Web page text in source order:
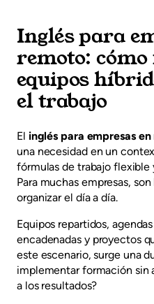
Inglés para
remoto:
equipos
el trabajo
El inglés para empresas
una necesidad en un
fórmulas de trabajo flexible
Para muchas empresas,
organizar el día a día.
Equipos repartidos,
encadenadas y proyectos
este escenario, surge una
implementar formación sin
a los resultados?